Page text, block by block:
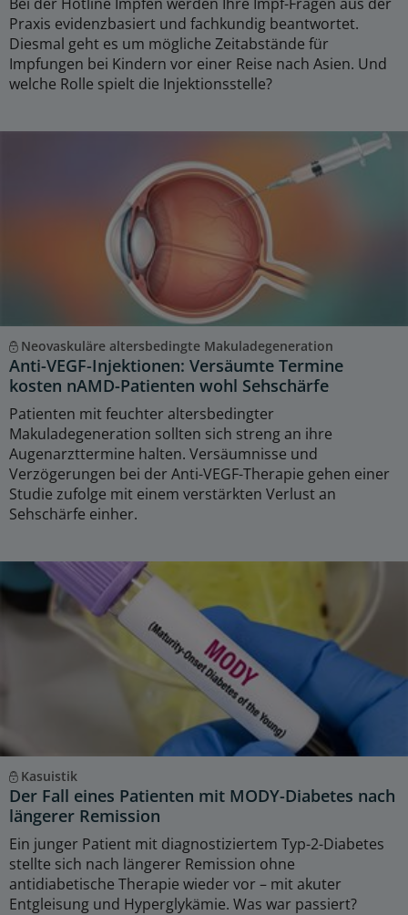
Praxis evidenzbasiert und fachkundig beantwortet.
Diesmal geht es um mögliche Zeitabstände für
Impfungen bei Kindern vor einer Reise nach Asien. Und
welche Rolle spielt die Injektionsstelle?
Neovaskuläre altersbedingte Makuladegeneration
Anti-VEGF-Injektionen: Versäumte Termine
kosten nAMD-Patienten wohl Sehschärfe
Patienten mit feuchter altersbedingter
Makuladegeneration sollten sich streng an ihre
Augenarzttermine halten. Versäumnisse und
Verzögerungen bei der Anti-VEGF-Therapie gehen einer
Studie zufolge mit einem verstärkten Verlust an
Sehschärfe einher.
Kasuistik
Der Fall eines Patienten mit MODY-Diabetes nach
längerer Remission
Ein junger Patient mit diagnostiziertem Typ-2-Diabetes
stellte sich nach längerer Remission ohne
antidiabetische Therapie wieder vor – mit akuter
Entgleisung und Hyperglykämie. Was war passiert?